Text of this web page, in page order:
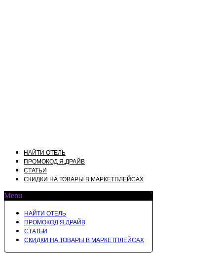
НАЙТИ ОТЕЛЬ
ПРОМОКОД Я.ДРАЙВ
СТАТЬИ
СКИДКИ НА ТОВАРЫ В МАРКЕТПЛЕЙСАХ
Menu
НАЙТИ ОТЕЛЬ
ПРОМОКОД Я.ДРАЙВ
СТАТЬИ
СКИДКИ НА ТОВАРЫ В МАРКЕТПЛЕЙСАХ